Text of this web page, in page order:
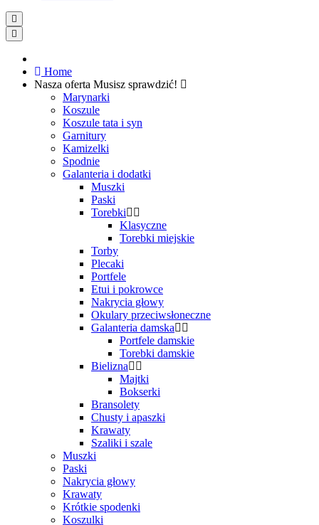
Home
Nasza oferta Musisz sprawdzić!
Marynarki
Koszule
Koszule tata i syn
Garnitury
Kamizelki
Spodnie
Galanteria i dodatki
Muszki
Paski
Torebki
Klasyczne
Torebki miejskie
Torby
Plecaki
Portfele
Etui i pokrowce
Nakrycia głowy
Okulary przeciwsłoneczne
Galanteria damska
Portfele damskie
Torebki damskie
Bielizna
Majtki
Bokserki
Bransolety
Chusty i apaszki
Krawaty
Szaliki i szale
Muszki
Paski
Nakrycia głowy
Krawaty
Krótkie spodenki
Koszulki